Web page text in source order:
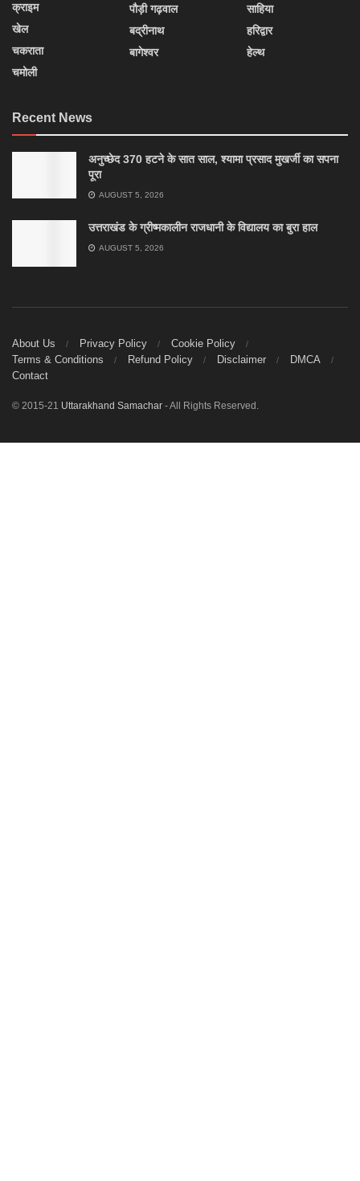
क्राइम
खेल
चकराता
चमोली
पौड़ी गढ़वाल
बद्रीनाथ
बागेश्वर
साहिया
हरिद्वार
हेल्थ
Recent News
अनुच्छेद 370 हटने के सात साल, श्यामा प्रसाद मुखर्जी का सपना
पूरा
AUGUST 5, 2026
उत्तराखंड के ग्रीष्मकालीन राजधानी के विद्यालय का बुरा हाल
AUGUST 5, 2026
About Us Privacy Policy
Cookie Policy
Terms & Conditions
Refund Policy Disclaimer
DMCA
Contact
© 2015-21 Uttarakhand Samachar - All Rights Reserved.